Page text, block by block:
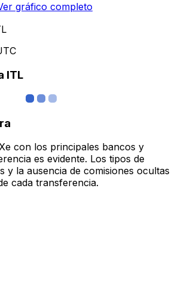
gráfico completo
ITL
con los principales bancos y
es evidente. Los tipos de
y la ausencia de comisiones ocultas
cada transferencia.